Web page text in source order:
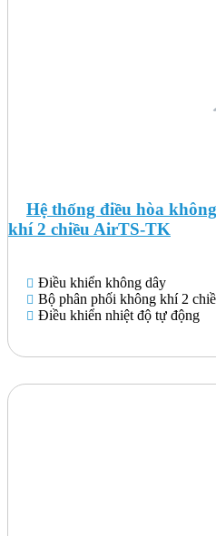
Hệ thống điều hòa
khí 2 chiều AirTS-TK
Điều khiển không dây
Bộ phân phối không khí 2
Điều khiển nhiệt độ tự động